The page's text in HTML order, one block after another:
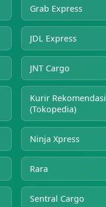
Grab Express
JDL Express
JNT Cargo
Kurir Rekomendasi
(Tokopedia)
Ninja Xpress
Rara
Sentral Cargo